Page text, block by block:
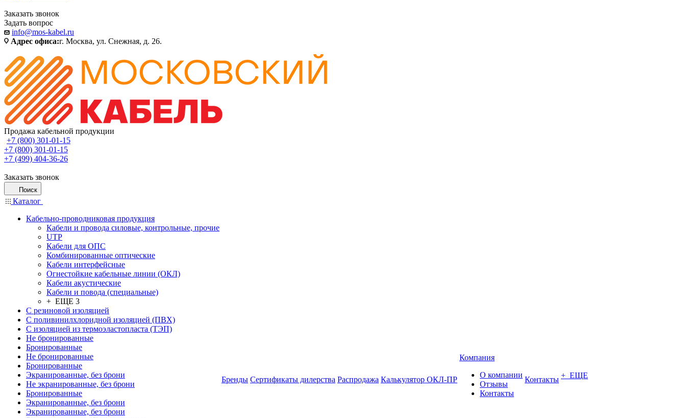
Заказать звонок
Задать вопрос
info@mos-kabel.ru
Адрес офиса:г. Москва, ул. Снежная, д. 26.
Продажа кабельной продукции
+7 (800) 301-01-15
+7 (800) 301-01-15
+7 (499) 404-36-26
Заказать звонок
Поиск
Каталог
Кабельно-проводниковая продукция
Кабели и провода силовые, контрольные, прочие
UTP
Кабели для ОПС
Комбинированные оптические
Кабели интерфейсные
Огнестойкие кабельные линии (ОКЛ)
Кабели акустические
Кабели и повода (специальные)
+ ЕЩЕ 3
С резиновой изоляцией
С поливинилхлоридной изоляцией (ПВХ)
С изоляцией из термоэластопласта (ТЭП)
Не бронированные
Бронированные
Не бронированные
Бронированные
Экранированные, без брони
Не экранированные, без брони
Бронированные
Экранированные, без брони
Экранированные, без брони
Бренды Сертификаты дилерства Распродажа Калькулятор ОКЛ-ПР
Компания
О компании
Отзывы
Контакты
Контакты + ЕЩЕ